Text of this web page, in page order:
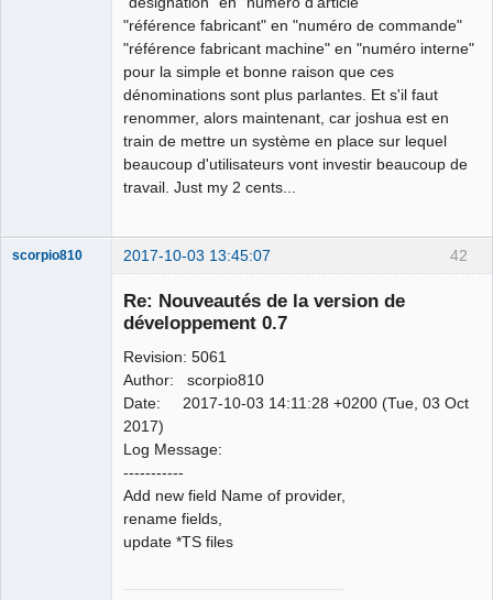
"référence fabricant" en "numéro de commande"
"référence fabricant machine" en "numéro interne"
pour la simple et bonne raison que ces
dénominations sont plus parlantes. Et s'il faut
renommer, alors maintenant, car joshua est en
train de mettre un système en place sur lequel
beaucoup d'utilisateurs vont investir beaucoup de
travail. Just my 2 cents...
42
scorpio810 2017-10-03 13:45:07
Re: Nouveautés de la version de
développement 0.7
Revision: 5061
Author: scorpio810
Date: 2017-10-03 14:11:28 +0200 (Tue, 03 Oct
2017)
Log Message:
-----------
Add new field Name of provider,
rename fields,
update *TS files